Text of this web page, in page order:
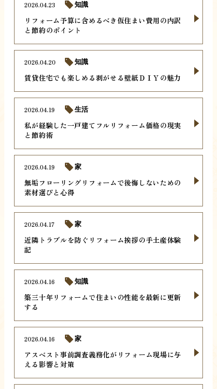
リフォーム予算に含めるべき仮住まい費用の内訳
と節約のポイント
2026.04.23 知識
賃貸住宅でも楽しめる剥がせる壁紙ＤＩＹの魅力
2026.04.20 知識
私が経験した一戸建てフルリフォーム価格の現実
と節約術
2026.04.19 生活
無垢フローリングリフォームで後悔しないための
素材選びと心得
2026.04.19 家
近隣トラブルを防ぐリフォーム挨拶の手土産体験
記
2026.04.17 家
築三十年リフォームで住まいの性能を最新に更新
する
2026.04.16 知識
アスベスト事前調査義務化がリフォーム現場に与
える影響と対策
2026.04.16 家